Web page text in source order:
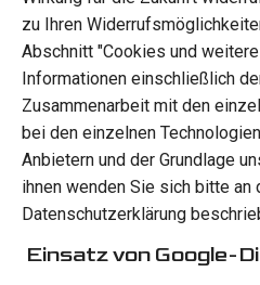
zu Ihren
Abschnitt "Cookies und
Informationen einschließlich
Zusammenarbeit mit den
bei den einzelnen
Anbietern und der Grundlage
ihnen wenden Sie sich bitte an
Datenschutzerklärung
Einsatz von Google-